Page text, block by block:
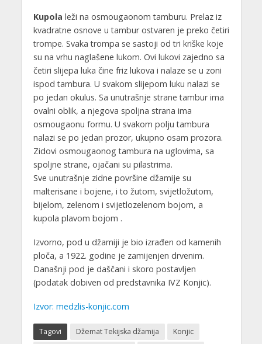
Kupola leži na osmougaonom tamburu. Prelaz iz
kvadratne osnove u tambur ostvaren je preko četiri
trompe. Svaka trompa se sastoji od tri kriške koje
su na vrhu naglašene lukom. Ovi lukovi zajedno sa
četiri slijepa luka čine friz lukova i nalaze se u zoni
ispod tambura. U svakom slijepom luku nalazi se
po jedan okulus. Sa unutrašnje strane tambur ima
ovalni oblik, a njegova spoljna strana ima
osmougaonu formu. U svakom polju tambura
nalazi se po jedan prozor, ukupno osam prozora.
Zidovi osmougaonog tambura na uglovima, sa
spoljne strane, ojačani su pilastrima.
Sve unutrašnje zidne površine džamije su
malterisane i bojene, i to žutom, svijetložutom,
bijelom, zelenom i svijetlozelenom bojom, a
kupola plavom bojom .
Izvorno, pod u džamiji je bio izrađen od kamenih
ploča, a 1922. godine je zamijenjen drvenim.
Današnji pod je daščani i skoro postavljen
(podatak dobiven od predstavnika IVZ Konjic).
Izvor: medzlis-konjic.com
Tagovi Džemat Tekijska džamija
Konjic